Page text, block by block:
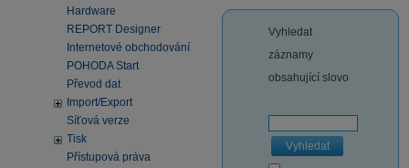
Hardware
REPORT Designer
Internetové obchodování
POHODA Start
Převod dat
Import/Export
Síťová verze
Tisk
Přístupová práva
Vyhledat
záznamy
obsahující slovo
Vyhledat